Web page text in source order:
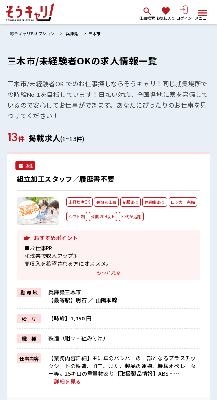
仕事検索 お気に入り ログイン メニュー
綜合キャリアオプション 兵庫県 三木市
三木市/未経験者OKの求人情報一覧
三木市/未経験者OK でのお仕事探しならそうキャリ！同じ就業場所で
の時給No.1を目指しています！日払い対応、全国各地に寮を完備して
いるので安心してお仕事ができます。あなたにぴったりのお仕事を見
つけてください！
13件 掲載求人(1~13件)
派遣
組立加工スタッフ／履歴書不要
未経験者OK 長期の仕事 制服あり 休憩室あり ロッカー完備
シフト制 残業 20H以上 30代が活躍
おすすめポイント
■お仕事PR
≪残業で収入アップ≫
高収入を希望される方にオススメ。
残業は月20時間以上あります♪
≪初めての仕事だけど自分にもできそう≫
新しいことにチャレンジするのは不安だけど、
しっかり働く環境が整っています！
イチからスキルUP・ステップUP目指していきましょう！
≪自分に向いている仕事が探せる≫
困った事などがあれば、
担当がしっかりサポートします！
■職場の雰囲気
しっかり休める休憩室あり！
オンオフの切替もできちゃう！
ロッカーあり！
安心してお仕事に集中♪
もっと見る
勤 務 地
兵庫県三木市
【最寄駅】明石 ／ 山陽本線
給 与 【時給】1,350 円
職 種 製造（組立・組み付け）
仕事内容
【業務内容詳細】主に車のバンパーの一部となるプラスチッ
クシートの製造、加工。また、製品の運搬、機械オペレータ
ー等。25キロの重量物あり【取扱製品情報】ABS・
AES/ASA・PP・HIPS・多層(2～3層)・プリントシート等、真
…詳細を見る